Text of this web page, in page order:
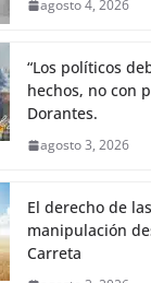
agosto 4, 2026
“Los políticos
hechos, no con
Dorantes.
agosto 3, 2026
El derecho de
manipulación
Carreta